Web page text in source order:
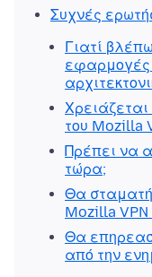
Συχνές
Γιατί
εφαρμογές
του Mozilla
Πρέπει να
τώρα;
Θα
Mozilla VPN
Θα
από την